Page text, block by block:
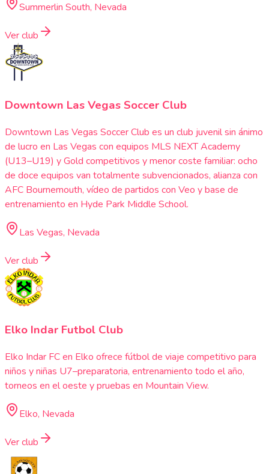
Summerlin South, Nevada
Ver club
Downtown Las Vegas Soccer Club
Downtown Las Vegas Soccer Club es un club juvenil sin ánimo
de lucro en Las Vegas con equipos MLS NEXT Academy
(U13–U19) y Gold competitivos y menor coste familiar: ocho
de doce equipos van totalmente subvencionados, alianza con
AFC Bournemouth, vídeo de partidos con Veo y base de
entrenamiento en Hyde Park Middle School.
Las Vegas, Nevada
Ver club
Elko Indar Futbol Club
Elko Indar FC en Elko ofrece fútbol de viaje competitivo para
niños y niñas U7–preparatoria, entrenamiento todo el año,
torneos en el oeste y pruebas en Mountain View.
Elko, Nevada
Ver club